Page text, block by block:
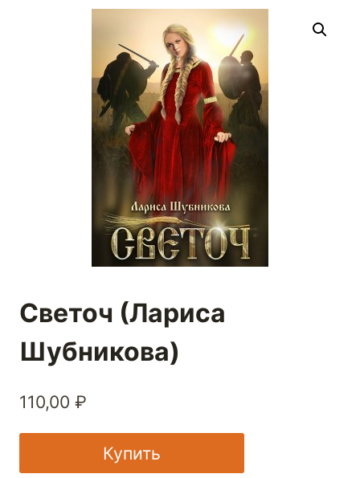
Светоч (Лариса
Шубникова)
110,00 ₽
Купить